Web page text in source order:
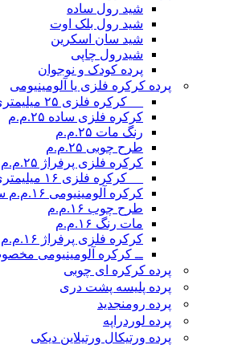
شید رول ساده
شید رول بلک اوت
شید سان اسکرین
شیدرول چاپی
پرده کودک و نوجوان
پرده کرکره فلزی یا آلومینیومی
__ کرکره فلزی ۲۵ میلیمتری
کرکره فلزی ساده ۲۵.م.م
رنگ مات ۲۵.م.م
طرح چوبی ۲۵.م.م
کرکره فلزی پرفراژ ۲۵.م.م
__ کرکره فلزی ۱۶ میلیمتری
کرکره آلومینیومی ۱۶.م.م ساده
طرح چوب ۱۶.م.م
مات رنگ ۱۶.م.م
کرکره فلزی پرفراژ ۱۶.م.م
ــ کرکره آلومینیومی
پرده کرکره ای چوبی
پرده پلیسه پشت دری
پرده رومنجدید
پرده لوردراپه
پرده ورتیکال ورتیلاین دیکی